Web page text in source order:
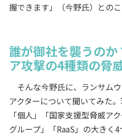
握できます」（今野氏）との
誰が御社を襲うの
ア攻撃の4種類の脅
そんな今野氏に、ランサム
アクターについて聞いてみた。
「個人」「国家支援型脅威ア
グループ」「RaaS」の大きく4